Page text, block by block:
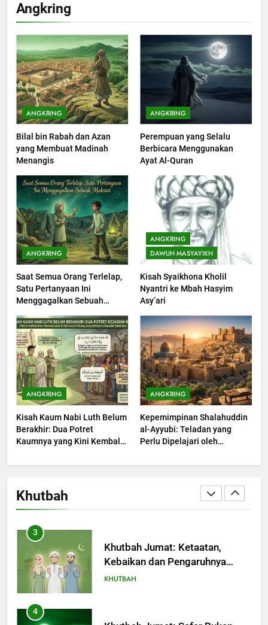
Angkring
ANGKRING
Bilal bin Rabah dan Azan
yang Membuat Madinah
Menangis
ANGKRING
Perempuan yang Selalu
Berbicara Menggunakan
Ayat Al-Quran
ANGKRING
Saat Semua Orang Terlelap,
Satu Pertanyaan Ini
Menggagalkan Sebuah
ANGKRING
DAWUH MASYAYIKH
Kisah Syaikhona Kholil
Nyantri ke Mbah Hasyim
Asy’ari
ANGKRING
Kisah Kaum Nabi Luth Belum
Berakhir: Dua Potret
Kaumnya yang Kini Kembali
ANGKRING
Kepemimpinan Shalahuddin
al-Ayyubi: Teladan yang
Perlu Dipelajari oleh
(2)
Khutbah
200
Khutbah Idul Fitri di Rumah
KHUTBAH
201
Khutbah jumat: Sejarah
Seebagai Pembangkit Jiwa
KHUTBAH
202
Khutbah Jumat : Supaya Amal
Bisa Diterima
KHUTBAH
Muharram Bulan Bersejarah
KHUTBAH
1
Khutbah Jumat: Mengapa Orang
Dengki Tak Akan Pernah
Berjaya?
KHUTBAH
Khutbah Jumat: Melihat
Limpahan Nikmat Allah
3
Khutbah Jumat: Ketaatan,
Kebaikan dan Pengaruhnya
dalam Jiwa Manusia
KHUTBAH
4